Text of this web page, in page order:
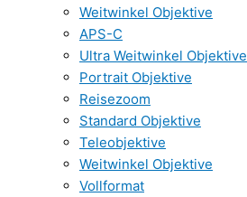
Weitwinkel Objektive
APS-C
Ultra Weitwinkel Objektive
Portrait Objektive
Reisezoom
Standard Objektive
Teleobjektive
Weitwinkel Objektive
Vollformat